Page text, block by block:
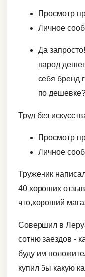
Просмотр
Личное
Да
народ
себя бренд
по
Труд без
Просмотр
Личное
Труженик
40 хороших
что,хороший
Совершил в
сотню заездов -
буду им
купил бы какую